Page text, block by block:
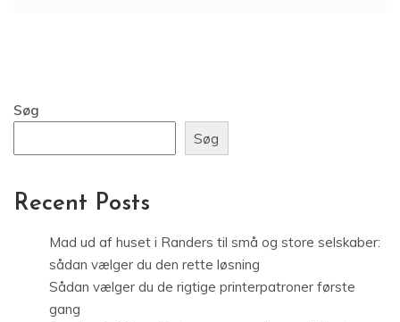
Søg
Søg
Recent Posts
Mad ud af huset i Randers til små og store selskaber:
sådan vælger du den rette løsning
Sådan vælger du de rigtige printerpatroner første
gang